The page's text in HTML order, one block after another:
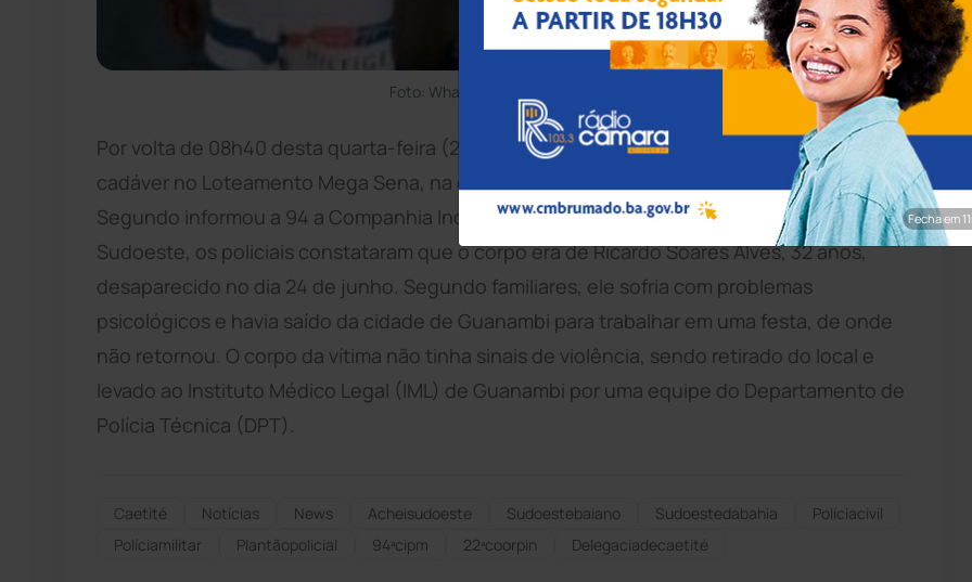
Foto: WhatsApp/Achei Sudoeste
Por volta de 08h40 desta quarta-feira (29), a Polícia Militar foi informada de que havia um
cadáver no Loteamento Mega Sena, na cidade de Caetité, a 100 km de Brumado.
Segundo informou a 94 a Companhia Independente de Polícia Militar (CIPM) ao site Achei
Sudoeste, os policiais constataram que o corpo era de Ricardo Soares Alves, 32 anos,
desaparecido no dia 24 de junho. Segundo familiares, ele sofria com problemas
psicológicos e havia saído da cidade de Guanambi para trabalhar em uma festa, de onde
não retornou. O corpo da vítima não tinha sinais de violência, sendo retirado do local e
levado ao Instituto Médico Legal (IML) de Guanambi por uma equipe do Departamento de
Polícia Técnica (DPT).
Caetité Notícias News Acheisudoeste Sudoestebaiano Sudoestedabahia
Políciacivil
Políciamilitar
Plantãopolicial 94ªcipm 22ªcoorpin Delegaciadecaetité
Fecha em